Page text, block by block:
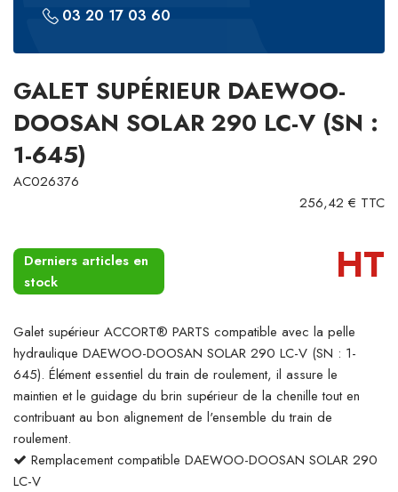
03 20 17 03 60
GALET SUPÉRIEUR DAEWOO-
DOOSAN SOLAR 290 LC-V (SN :
1-645)
AC026376
256,42 € TTC
Derniers articles en
stock
HT
Galet supérieur ACCORT® PARTS compatible avec la pelle
hydraulique DAEWOO-DOOSAN SOLAR 290 LC-V (SN : 1-
645). Élément essentiel du train de roulement, il assure le
maintien et le guidage du brin supérieur de la chenille tout en
contribuant au bon alignement de l'ensemble du train de
roulement.
Remplacement compatible DAEWOO-DOOSAN SOLAR 290
LC-V